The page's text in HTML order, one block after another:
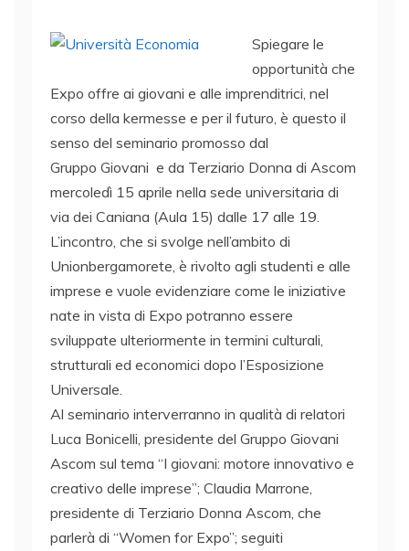
Spiegare le
opportunità che
Expo offre ai giovani e alle imprenditrici, nel
corso della kermesse e per il futuro, è questo il
senso del seminario promosso dal
Gruppo Giovani e da Terziario Donna di Ascom
mercoledì 15 aprile nella sede universitaria di
via dei Caniana (Aula 15) dalle 17 alle 19.
L’incontro, che si svolge nell’ambito di
Unionbergamorete, è rivolto agli studenti e alle
imprese e vuole evidenziare come le iniziative
nate in vista di Expo potranno essere
sviluppate ulteriormente in termini culturali,
strutturali ed economici dopo l’Esposizione
Universale.
Al seminario interverranno in qualità di relatori
Luca Bonicelli, presidente del Gruppo Giovani
Ascom sul tema “I giovani: motore innovativo e
creativo delle imprese”; Claudia Marrone,
presidente di Terziario Donna Ascom, che
parlerà di “Women for Expo”; seguiti